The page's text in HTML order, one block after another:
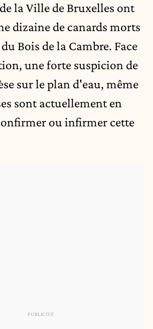
la Ville de Bruxelles ont
dizaine de canards morts
Bois de la Cambre. Face
une forte suspicion de
sur le plan d'eau, même
sont actuellement en
ou infirmer cette